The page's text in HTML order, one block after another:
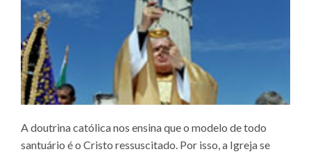
A doutrina católica nos ensina que o modelo de todo
santuário é o Cristo ressuscitado. Por isso, a Igreja se